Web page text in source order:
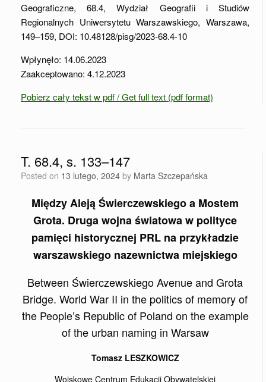
Geograficzne, 68.4, Wydział Geografii i Studiów
Regionalnych Uniwersytetu Warszawskiego, Warszawa,
149–159, DOI: 10.48128/pisg/2023-68.4-10
Wpłynęło: 14.06.2023
Zaakceptowano: 4.12.2023
Pobierz cały tekst w pdf / Get full text (pdf format)
T. 68.4, s. 133–147
Posted on 13 lutego, 2024 by Marta Szczepańska
Między Aleją Świerczewskiego a Mostem
Grota. Druga wojna światowa w polityce
pamięci historycznej PRL na przykładzie
warszawskiego nazewnictwa miejskiego
Between Świerczewskiego Avenue and Grota
Bridge. World War II in the politics of memory of
the People’s Republic of Poland on the example
of the urban naming in Warsaw
Tomasz LESZKOWICZ
Wojskowe Centrum Edukacji Obywatelskiej